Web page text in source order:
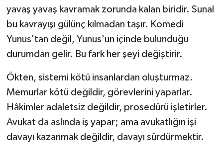
yavaş yavaş kavramak zorunda kalan biridir. Sunal
bu kavrayışı gülünç kılmadan taşır. Komedi
Yunus'tan değil, Yunus'un içinde bulunduğu
durumdan gelir. Bu fark her şeyi değiştirir.
Ökten, sistemi kötü insanlardan oluşturmaz.
Memurlar kötü değildir, görevlerini yaparlar.
Hâkimler adaletsiz değildir, prosedürü işletirler.
Avukat da aslında iş yapar; ama avukatlığın işi
davayı kazanmak değildir, davayı sürdürmektir.